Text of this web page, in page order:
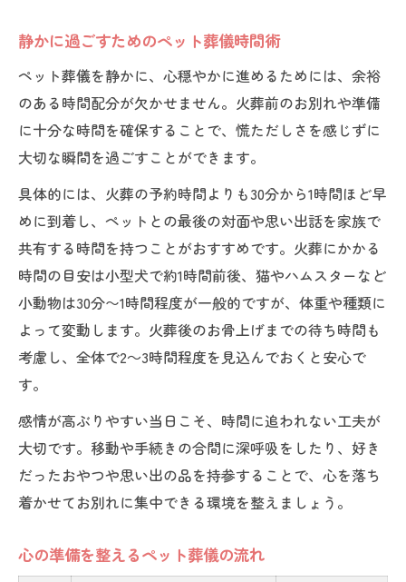
静かに過ごすためのペット葬儀時間術
ペット葬儀を静かに、心穏やかに進めるためには、余裕
のある時間配分が欠かせません。火葬前のお別れや準備
に十分な時間を確保することで、慌ただしさを感じずに
大切な瞬間を過ごすことができます。
具体的には、火葬の予約時間よりも30分から1時間ほど早
めに到着し、ペットとの最後の対面や思い出話を家族で
共有する時間を持つことがおすすめです。火葬にかかる
時間の目安は小型犬で約1時間前後、猫やハムスターなど
小動物は30分〜1時間程度が一般的ですが、体重や種類に
よって変動します。火葬後のお骨上げまでの待ち時間も
考慮し、全体で2～3時間程度を見込んでおくと安心で
す。
感情が高ぶりやすい当日こそ、時間に追われない工夫が
大切です。移動や手続きの合間に深呼吸をしたり、好き
だったおやつや思い出の品を持参することで、心を落ち
着かせてお別れに集中できる環境を整えましょう。
心の準備を整えるペット葬儀の流れ